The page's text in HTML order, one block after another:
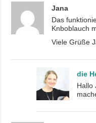
Jana
Das
Knboblauch
Viele Grüße
die
Hallo